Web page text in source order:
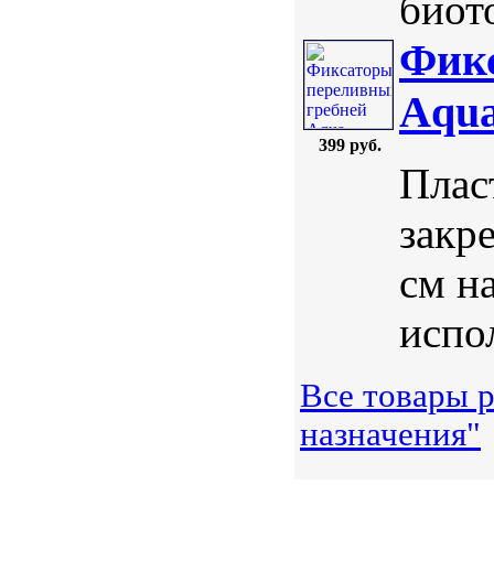
399 руб.
см
Все товары
назначения"